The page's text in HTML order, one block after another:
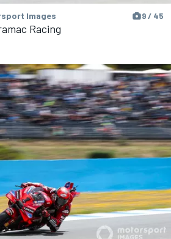
Images 9 / 45
Racing